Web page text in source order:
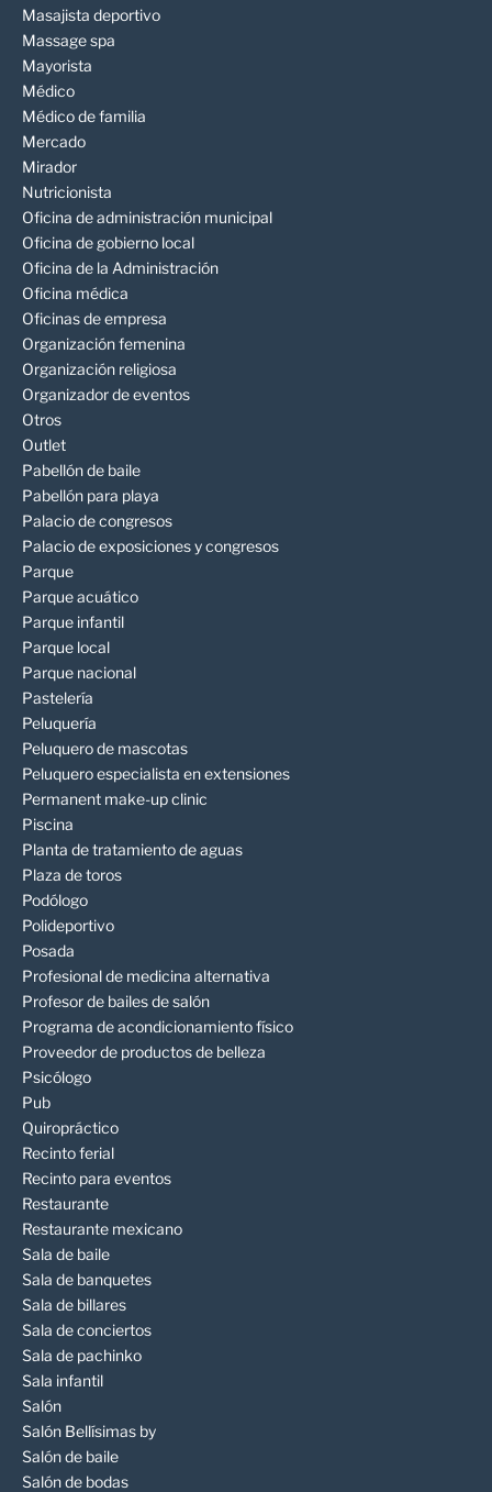
Masajista deportivo
Massage spa
Mayorista
Médico
Médico de familia
Mercado
Mirador
Nutricionista
Oficina de administración municipal
Oficina de gobierno local
Oficina de la Administración
Oficina médica
Oficinas de empresa
Organización femenina
Organización religiosa
Organizador de eventos
Otros
Outlet
Pabellón de baile
Pabellón para playa
Palacio de congresos
Palacio de exposiciones y congresos
Parque
Parque acuático
Parque infantil
Parque local
Parque nacional
Pastelería
Peluquería
Peluquero de mascotas
Peluquero especialista en extensiones
Permanent make-up clinic
Piscina
Planta de tratamiento de aguas
Plaza de toros
Podólogo
Polideportivo
Posada
Profesional de medicina alternativa
Profesor de bailes de salón
Programa de acondicionamiento físico
Proveedor de productos de belleza
Psicólogo
Pub
Quiropráctico
Recinto ferial
Recinto para eventos
Restaurante
Restaurante mexicano
Sala de baile
Sala de banquetes
Sala de billares
Sala de conciertos
Sala de pachinko
Sala infantil
Salón
Salón Bellísimas by
Salón de baile
Salón de bodas